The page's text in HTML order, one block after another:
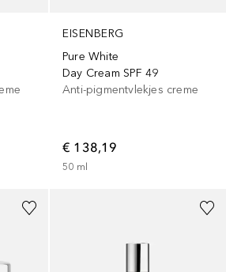
EISENBERG
Pure White
Day Cream SPF 49
Anti-pigmentvlekjes creme
€ 138,19
50 ml